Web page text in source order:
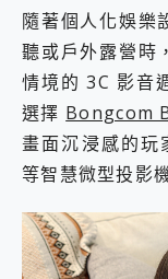
隨著個人化娛樂
聽或戶外露營時
情境的 3C 影音
選擇 Bongcom
畫面沉浸感的玩
等智慧微型投影